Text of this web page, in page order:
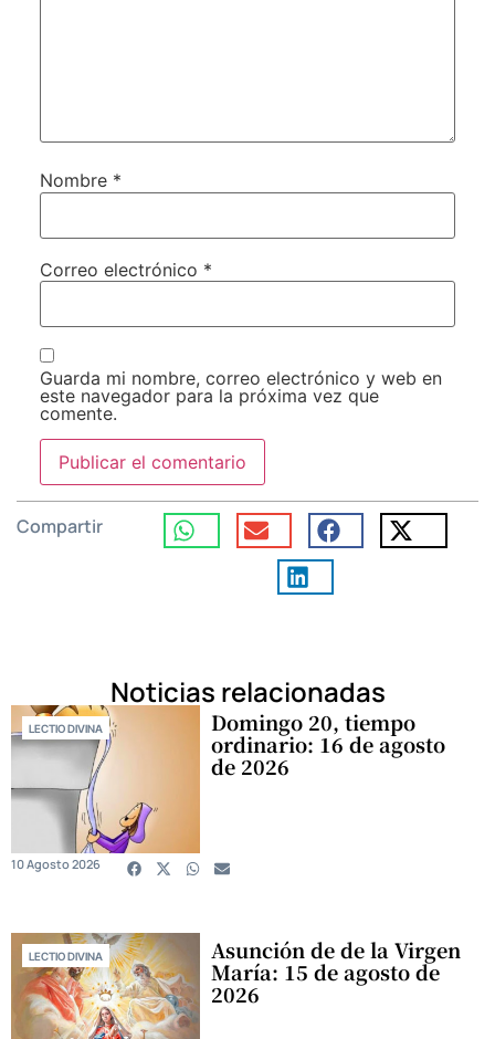
Nombre *
Correo electrónico *
Guarda mi nombre, correo electrónico y web en
este navegador para la próxima vez que
comente.
Compartir
Noticias relacionadas
LECTIO DIVINA Domingo 20, tiempo
ordinario: 16 de agosto
de 2026
10 Agosto 2026
LECTIO DIVINA Asunción de de la Virgen
María: 15 de agosto de
2026